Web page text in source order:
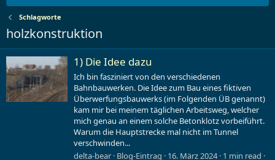
Schlagworte
holzkonstruktion
1) Die Idee dazu
Ich bin fasziniert von den verschiedenen
Bahnbauwerken. Die Idee zum Bau eines fiktiven
Überwerfungsbauwerks (im Folgenden ÜB genannt)
kam mir bei meinem täglichen Arbeitsweg, welcher
mich genau an einem solche Betonklotz vorbeiführt.
Warum die Hauptstrecke mal nicht im Tunnel
verschwinden...
delta-bear Blog-Eintrag 16. März 2024 1 min read